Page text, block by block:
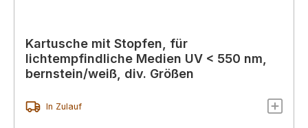
Kartusche mit Stopfen, für
lichtempfindliche Medien UV < 550 nm,
bernstein/weiß, div. Größen
In Zulauf